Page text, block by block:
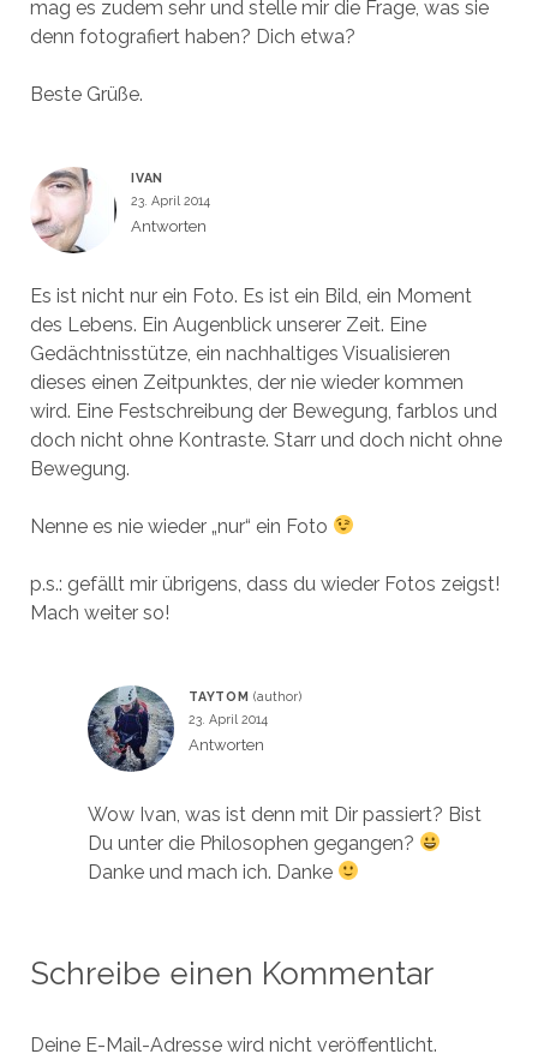
mag es zudem sehr und stelle mir die Frage, was sie
denn fotografiert haben? Dich etwa?
Beste Grüße.
IVAN
23. April 2014
Antworten
Es ist nicht nur ein Foto. Es ist ein Bild, ein Moment
des Lebens. Ein Augenblick unserer Zeit. Eine
Gedächtnisstütze, ein nachhaltiges Visualisieren
dieses einen Zeitpunktes, der nie wieder kommen
wird. Eine Festschreibung der Bewegung, farblos und
doch nicht ohne Kontraste. Starr und doch nicht ohne
Bewegung.
Nenne es nie wieder „nur“ ein Foto
p.s.: gefällt mir übrigens, dass du wieder Fotos zeigst!
Mach weiter so!
TAYTOM
23. April 2014
Antworten
Wow Ivan, was ist denn mit Dir passiert? Bist
Du unter die Philosophen gegangen?
Danke und mach ich. Danke
Schreibe einen Kommentar
Deine E-Mail-Adresse wird nicht veröffentlicht.